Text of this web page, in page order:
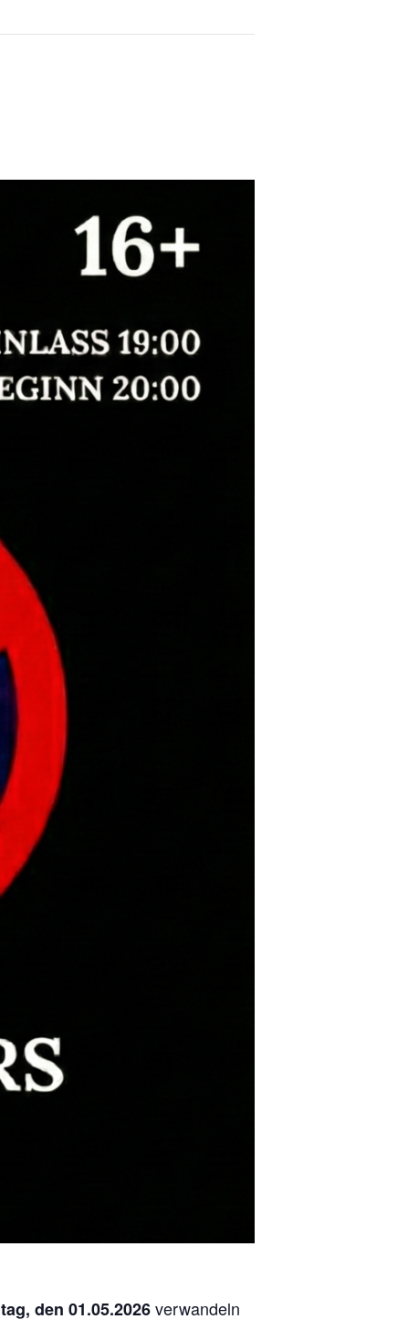
den 01.05.2026verwandeln